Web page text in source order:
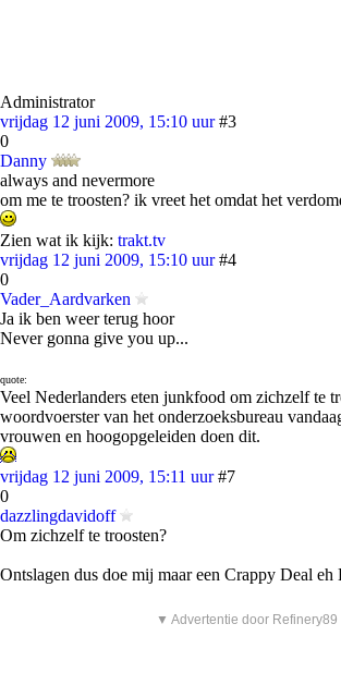
Administrator
vrijdag 12 juni 2009, 15:10 uur #3
0
Danny
always and nevermore
om me te troosten? ik vreet het omdat het
Zien wat ik kijk: trakt.tv
vrijdag 12 juni 2009, 15:10 uur #4
0
Vader_Aardvarken
Ja ik ben weer terug hoor
Never gonna give you up...
quote:
Veel Nederlanders eten junkfood om zichzelf te
woordvoerster van het onderzoeksbureau
vrouwen en hoogopgeleiden doen dit.
vrijdag 12 juni 2009, 15:11 uur #7
0
dazzlingdavidoff
Om zichzelf te troosten?
Ontslagen dus doe mij maar een Crappy Deal eh
▼ Advertentie door Refinery89